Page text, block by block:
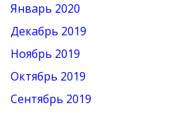
Январь 2020
Декабрь 2019
Ноябрь 2019
Октябрь 2019
Сентябрь 2019